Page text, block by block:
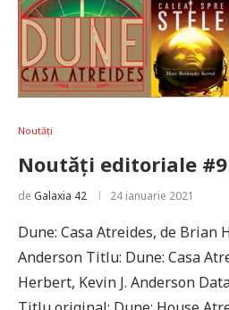
Noutăți
Noutăți editoriale #9
de Galaxia 42 24 ianuarie 2021
Dune: Casa Atreides, de Brian
Anderson Titlu: Dune: Casa
Herbert, Kevin J. Anderson